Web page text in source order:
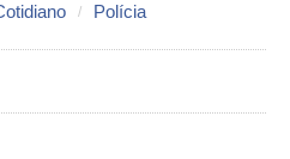
Polícia